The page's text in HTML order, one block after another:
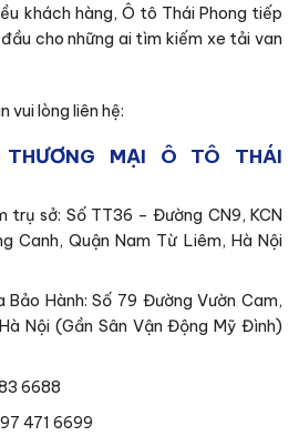
khách hàng, Ô tô Thái Phong tiếp
cho những ai tìm kiếm xe tải van
vui lòng liên hệ:
MẠI Ô TÔ THÁI
trụ sở: Số TT36 – Đường CN9, KCN
Canh, Quận Nam Từ Liêm, Hà Nội
Bảo Hành: Số 79 Đường Vườn Cam,
Nội (Gần Sân Vận Động Mỹ Đình)
6688
471 6699